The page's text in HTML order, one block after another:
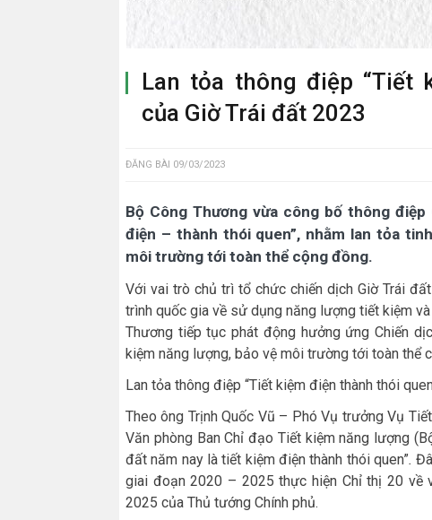
Lan tỏa thông điệp “Tiết
của Giờ Trái đất 2023
ĐĂNG BÀI 09/03/2023
Bộ Công Thương vừa công bố thông
điện – thành thói quen”, nhằm lan tỏa
môi trường tới toàn thể cộng đồng.
Với vai trò chủ trì tổ chức chiến dịch Giờ Trái
trình quốc gia về sử dụng năng lượng tiết kiệm
Thương tiếp tục phát động hưởng ứng Chiến
kiệm năng lượng, bảo vệ môi trường tới toàn thể
Lan tỏa thông điệp “Tiết kiệm điện thành thói
Theo ông Trịnh Quốc Vũ – Phó Vụ trưởng Vụ
Văn phòng Ban Chỉ đạo Tiết kiệm năng lượng
đất năm nay là tiết kiệm điện thành thói quen”.
giai đoạn 2020 – 2025 thực hiện Chỉ thị 20
2025 của Thủ tướng Chính phủ.